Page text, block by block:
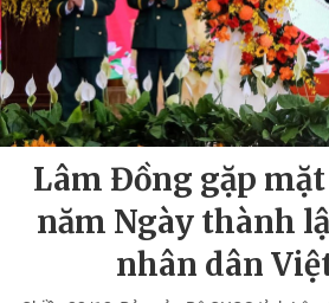
Lâm Đồng gặp
năm Ngày thành
nhân dân